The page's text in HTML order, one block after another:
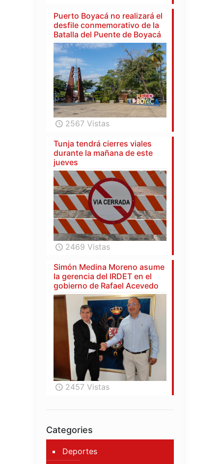
Puerto Boyacá no realizará el
desfile conmemorativo de la
Batalla del Puente de Boyacá
2567 Vistas
Tunja tendrá cierres viales
durante la mañana de este
jueves
2469 Vistas
Simón Medina Moreno asume
la gerencia del IRDET en el
gobierno de Rafael Acevedo
2457 Vistas
Categories
Deportes